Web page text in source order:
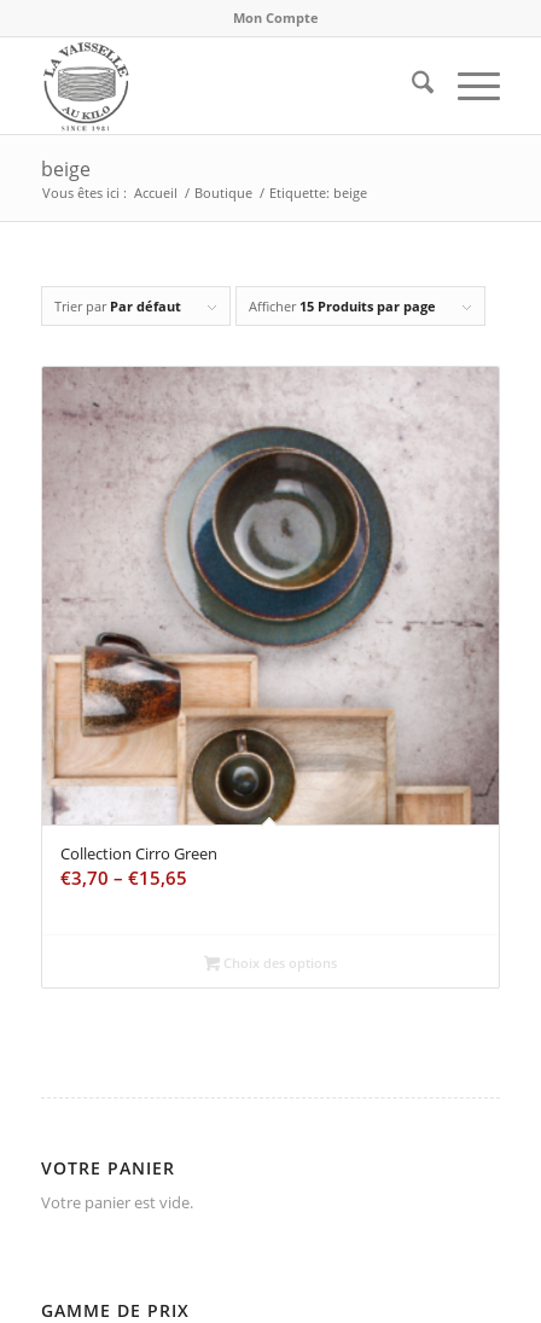
Mon Compte
beige
Vous êtes ici : Accueil / Boutique / Etiquette: beige
Trier par Par défaut Afficher 15 Produits par page
Collection Cirro Green
€3,70 – €15,65
Choix des options
VOTRE PANIER
Votre panier est vide.
GAMME DE PRIX